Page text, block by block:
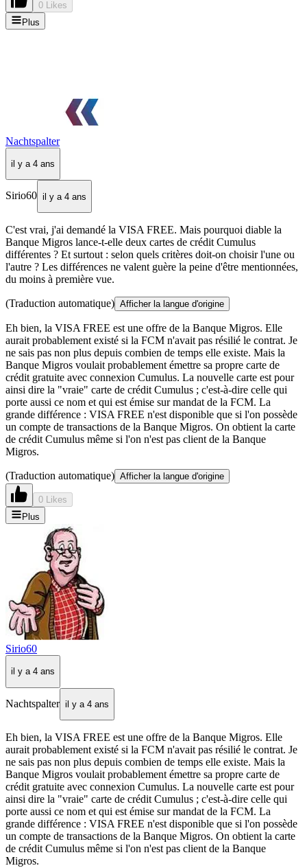
0 Likes
Plus
Nachtspalter
il y a 4 ans
Sirio60 il y a 4 ans
C'est vrai, j'ai demandé la VISA FREE. Mais pourquoi diable la
Banque Migros lance-t-elle deux cartes de crédit Cumulus
différentes ? Et surtout : selon quels critères doit-on choisir l'une ou
l'autre ? Les différences ne valent guère la peine d'être mentionnées,
du moins à première vue.
(Traduction automatique) Afficher la langue d'origine
Eh bien, la VISA FREE est une offre de la Banque Migros. Elle
aurait probablement existé si la FCM n'avait pas résilié le contrat. Je
ne sais pas non plus depuis combien de temps elle existe. Mais la
Banque Migros voulait probablement émettre sa propre carte de
crédit gratuite avec connexion Cumulus. La nouvelle carte est pour
ainsi dire la "vraie" carte de crédit Cumulus ; c'est-à-dire celle qui
porte aussi ce nom et qui est émise sur mandat de la FCM. La
grande différence : VISA FREE n'est disponible que si l'on possède
un compte de transactions de la Banque Migros. On obtient la carte
de crédit Cumulus même si l'on n'est pas client de la Banque
Migros.
(Traduction automatique) Afficher la langue d'origine
0 Likes
Plus
Sirio60
il y a 4 ans
Nachtspalter il y a 4 ans
Eh bien, la VISA FREE est une offre de la Banque Migros. Elle
aurait probablement existé si la FCM n'avait pas résilié le contrat. Je
ne sais pas non plus depuis combien de temps elle existe. Mais la
Banque Migros voulait probablement émettre sa propre carte de
crédit gratuite avec connexion Cumulus. La nouvelle carte est pour
ainsi dire la "vraie" carte de crédit Cumulus ; c'est-à-dire celle qui
porte aussi ce nom et qui est émise sur mandat de la FCM. La
grande différence : VISA FREE n'est disponible que si l'on possède
un compte de transactions de la Banque Migros. On obtient la carte
de crédit Cumulus même si l'on n'est pas client de la Banque
Migros.